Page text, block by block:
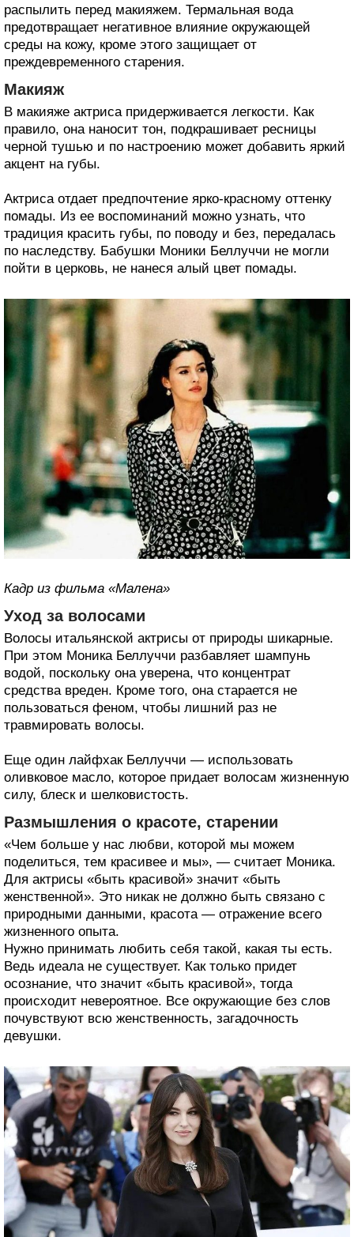
распылить перед макияжем. Термальная вода
предотвращает негативное влияние окружающей
среды на кожу, кроме этого защищает от
преждевременного старения.
Макияж
В макияже актриса придерживается легкости. Как
правило, она наносит тон, подкрашивает ресницы
черной тушью и по настроению может добавить яркий
акцент на губы.
Актриса отдает предпочтение ярко-красному оттенку
помады. Из ее воспоминаний можно узнать, что
традиция красить губы, по поводу и без, передалась
по наследству. Бабушки Моники Беллуччи не могли
пойти в церковь, не нанеся алый цвет помады.
Кадр из фильма «Малена»
Уход за волосами
Волосы итальянской актрисы от природы шикарные.
При этом Моника Беллуччи разбавляет шампунь
водой, поскольку она уверена, что концентрат
средства вреден. Кроме того, она старается не
пользоваться феном, чтобы лишний раз не
травмировать волосы.
Еще один лайфхак Беллуччи — использовать
оливковое масло, которое придает волосам жизненную
силу, блеск и шелковистость.
Размышления о красоте, старении
«Чем больше у нас любви, которой мы можем
поделиться, тем красивее и мы», — считает Моника.
Для актрисы «быть красивой» значит «быть
женственной». Это никак не должно быть связано с
природными данными, красота — отражение всего
жизненного опыта.
Нужно принимать любить себя такой, какая ты есть.
Ведь идеала не существует. Как только придет
осознание, что значит «быть красивой», тогда
происходит невероятное. Все окружающие без слов
почувствуют всю женственность, загадочность
девушки.